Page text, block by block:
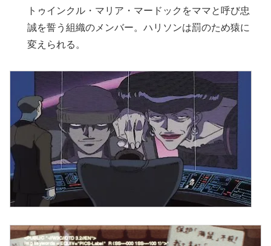
トゥインクル・マリア・マードックをママと呼び忠
誠を誓う組織のメンバー。ハリソンは罰のため猿に
変えられる。